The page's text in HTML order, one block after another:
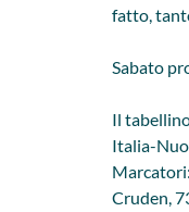
fatto,
Sabato
Il
Italia-
Cruden,